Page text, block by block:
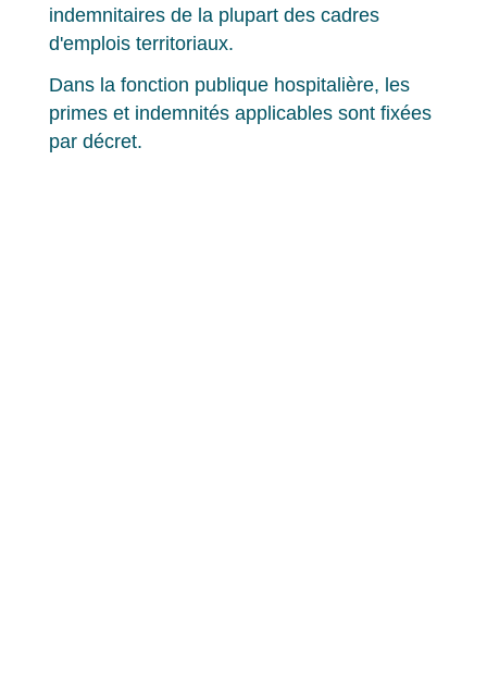
indemnitaires de la plupart des cadres
d'emplois territoriaux.
Dans la fonction publique hospitalière, les
primes et indemnités applicables sont fixées
par décret.